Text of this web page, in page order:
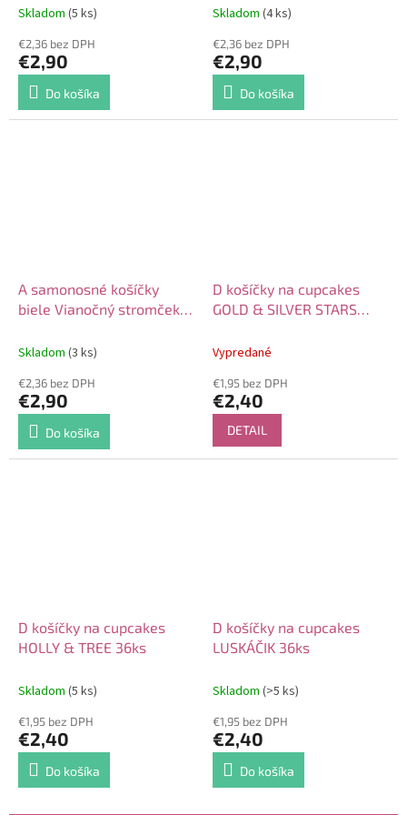
Skladom (5 ks)
€2,36 bez DPH
€2,90
Do košíka
Skladom (4 ks)
€2,36 bez DPH
€2,90
Do košíka
A samonosné košíčky
biele Vianočný stromček
Skladom (3 ks)
€2,36 bez DPH
€2,90
Do košíka
D košíčky na cupcakes
GOLD & SILVER STARS
Vypredané
€1,95 bez DPH
€2,40
DETAIL
D košíčky na cupcakes
HOLLY & TREE 36ks
Skladom (5 ks)
€1,95 bez DPH
€2,40
Do košíka
D košíčky na cupcakes
LUSKÁČIK 36ks
Skladom (>5 ks)
€1,95 bez DPH
€2,40
Do košíka